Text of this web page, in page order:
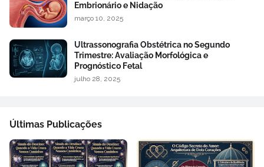
Embrionário e Nidação
março 10, 2025
Ultrassonografia Obstétrica no Segundo
Trimestre: Avaliação Morfológica e
Prognóstico Fetal
julho 28, 2025
Últimas Publicações